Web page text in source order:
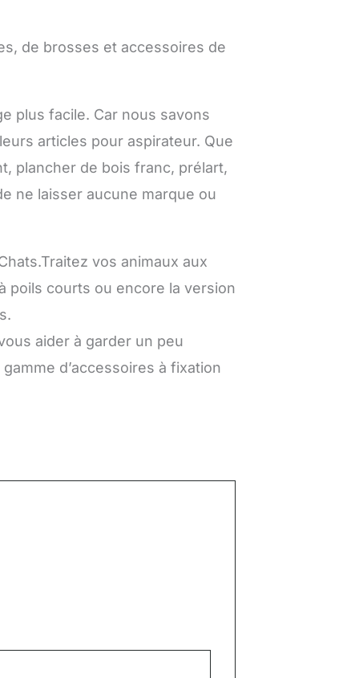
de brosses et accessoires de
plus facile. Car nous savons
articles pour aspirateur. Que
plancher de bois franc, prélart,
ne laisser aucune marque ou
vos animaux aux
poils courts ou encore la version
aider à garder un peu
d’accessoires à fixation